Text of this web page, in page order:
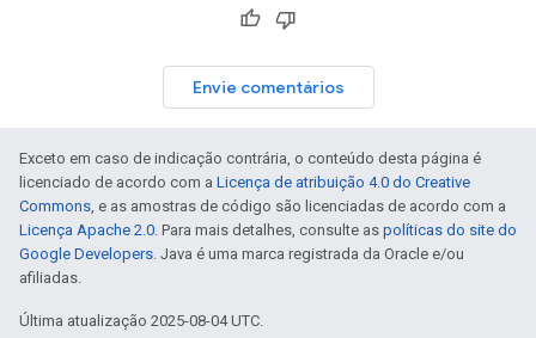
Envie comentários
Exceto em caso de indicação contrária, o conteúdo desta página é
licenciado de acordo com a Licença de atribuição 4.0 do Creative
Commons , e as amostras de código são licenciadas de acordo com a
Licença Apache 2.0 . Para mais detalhes, consulte as políticas do site do
Google Developers . Java é uma marca registrada da Oracle e/ou
afiliadas.
Última atualização 2025-08-04 UTC.